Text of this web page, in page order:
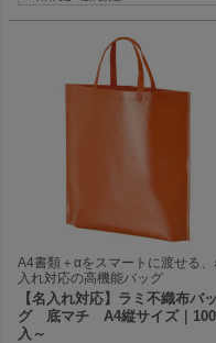
A4書類＋αをスマートに渡せる、
入れ対応の高機能バッグ
【名入れ対応】ラミ不織布バッ
グ 底マチ A4縦サイズ｜
入～